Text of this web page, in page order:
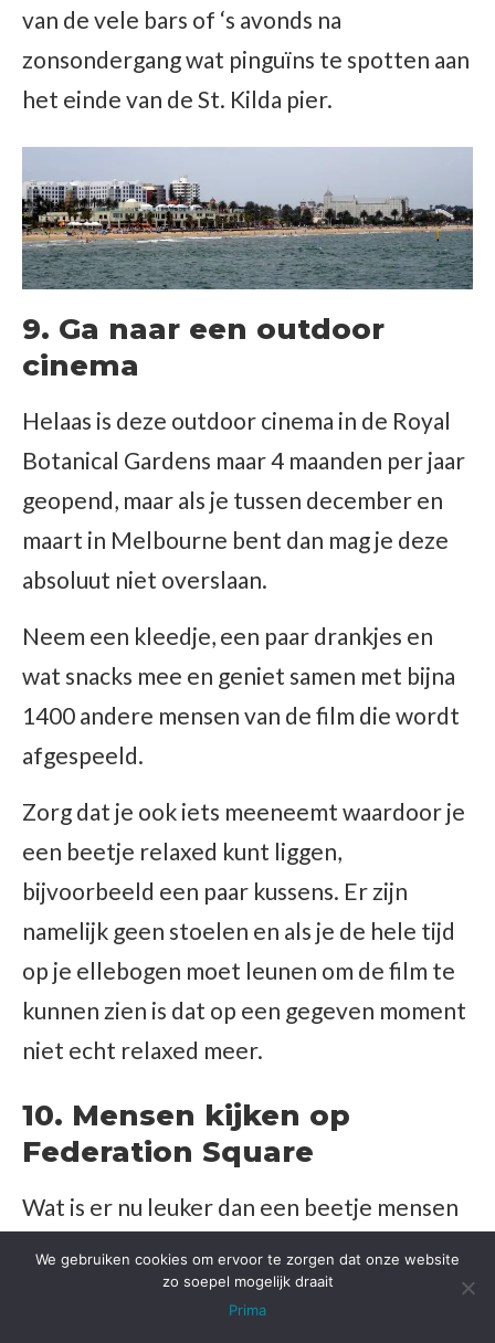
van de vele bars of ‘s avonds na
zonsondergang wat pinguïns te spotten aan
het einde van de St. Kilda pier.
9. Ga naar een outdoor
cinema
Helaas is deze outdoor cinema in de Royal
Botanical Gardens maar 4 maanden per jaar
geopend, maar als je tussen december en
maart in Melbourne bent dan mag je deze
absoluut niet overslaan.
Neem een kleedje, een paar drankjes en
wat snacks mee en geniet samen met bijna
1400 andere mensen van de film die wordt
afgespeeld.
Zorg dat je ook iets meeneemt waardoor je
een beetje relaxed kunt liggen,
bijvoorbeeld een paar kussens. Er zijn
namelijk geen stoelen en als je de hele tijd
op je ellebogen moet leunen om de film te
kunnen zien is dat op een gegeven moment
niet echt relaxed meer.
10. Mensen kijken op
Federation Square
Wat is er nu leuker dan een beetje mensen
kijken?
Best wel veel eigenlijk, maar op de een of
We gebruiken cookies om ervoor te zorgen dat onze website
zo soepel mogelijk draait
Prima